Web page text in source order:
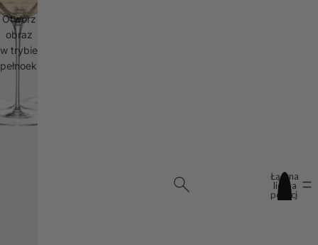
Łączna
liczba
pozycji
w
Otwórz
obraz
w trybie
pełnoekranowym